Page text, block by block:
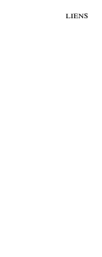
liens